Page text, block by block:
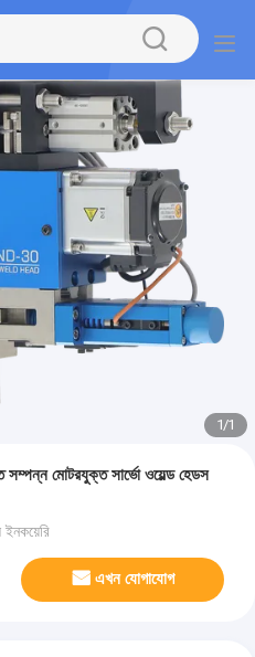
1/1
সম্পন্ন মোটরযুক্ত সার্ভো ওয়েল্ড হেডস
এখন যোগাযোগ